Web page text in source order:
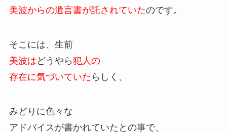
美波からの遺言書が託されていたのです。
そこには、生前
美波は どうやら犯人の
存在に気づいていた らしく、
みどりに色々な
アドバイスが書かれていたとの事で、